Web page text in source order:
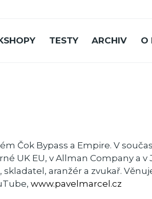
TESTY ARCHIV O
Čok Bypass a Empire. V
UK EU, v Allman Company a v
aranžér a zvukař.
www.pavelmarcel.cz